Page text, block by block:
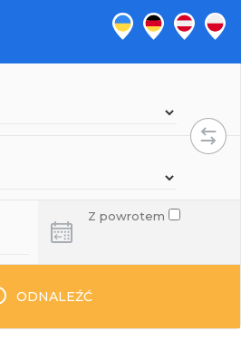
Z powrotem
ODNALEŹĆ